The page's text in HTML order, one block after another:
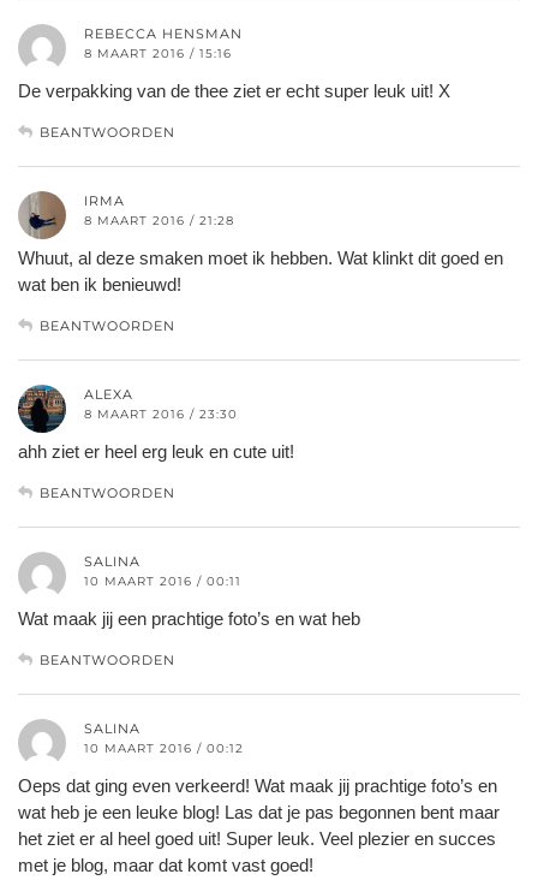
REBECCA HENSMAN
8 MAART 2016 / 15:16
De verpakking van de thee ziet er echt super leuk uit! X
BEANTWOORDEN
IRMA
8 MAART 2016 / 21:28
Whuut, al deze smaken moet ik hebben. Wat klinkt dit goed en
wat ben ik benieuwd!
BEANTWOORDEN
ALEXA
8 MAART 2016 / 23:30
ahh ziet er heel erg leuk en cute uit!
BEANTWOORDEN
SALINA
10 MAART 2016 / 00:11
Wat maak jij een prachtige foto’s en wat heb
BEANTWOORDEN
SALINA
10 MAART 2016 / 00:12
Oeps dat ging even verkeerd! Wat maak jij prachtige foto’s en
wat heb je een leuke blog! Las dat je pas begonnen bent maar
het ziet er al heel goed uit! Super leuk. Veel plezier en succes
met je blog, maar dat komt vast goed!